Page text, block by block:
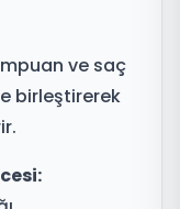
ve saç
birleştirerek